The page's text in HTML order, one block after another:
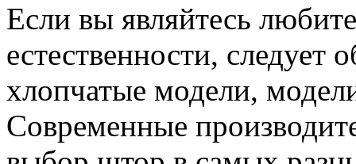
Если вы являйтесь
естественности, следует
хлопчатые модели,
Современные